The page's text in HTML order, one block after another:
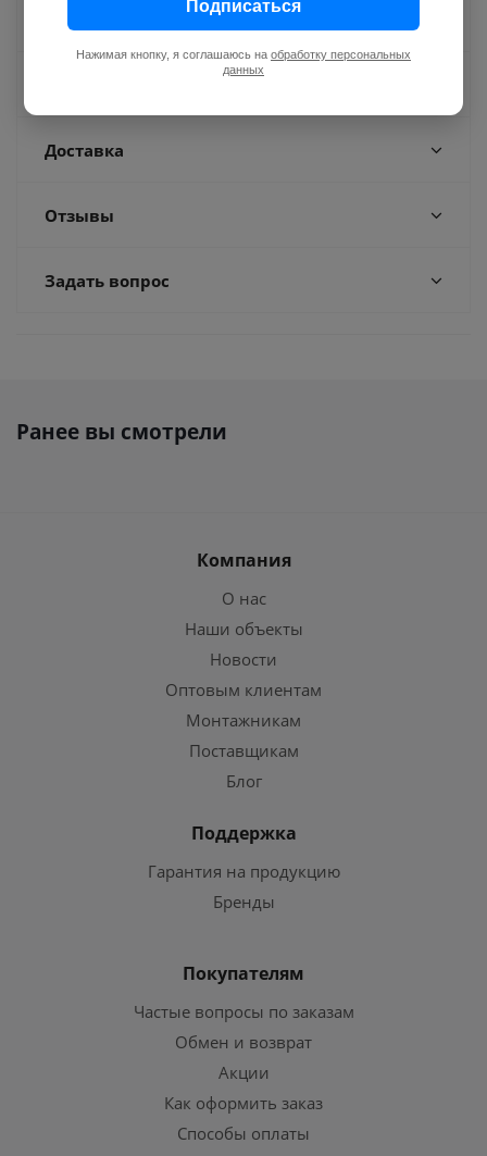
Как купить
Доставка
Отзывы
Задать вопрос
Ранее вы смотрели
Компания
О нас
Наши объекты
Новости
Оптовым клиентам
Монтажникам
Поставщикам
Блог
Поддержка
Гарантия на продукцию
Бренды
Покупателям
Частые вопросы по заказам
Обмен и возврат
Акции
Как оформить заказ
Способы оплаты
Нажимая кнопку, я соглашаюсь на обработку персональных
данных